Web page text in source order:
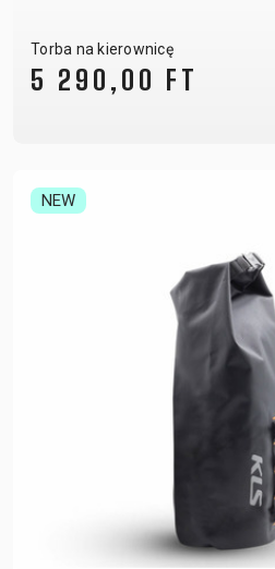
Torba na kierownicę
5 290,00 FT
NEW